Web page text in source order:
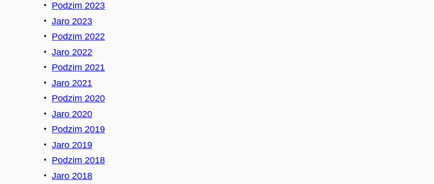
Podzim 2023
Jaro 2023
Podzim 2022
Jaro 2022
Podzim 2021
Jaro 2021
Podzim 2020
Jaro 2020
Podzim 2019
Jaro 2019
Podzim 2018
Jaro 2018